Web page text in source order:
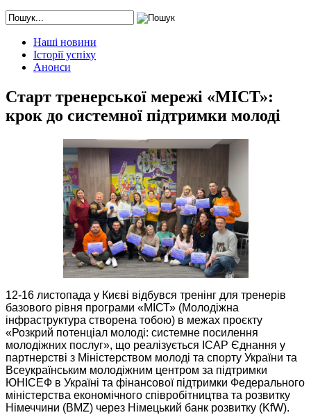
Наші новини
Історії успіху
Анонси
Старт тренерської мережі «МІСТ»:
крок до системної підтримки молоді
12-16 листопада у Києві відбувся тренінг для тренерів
базового рівня програми «МІСТ» (Молодіжна
інфраструктура створена тобою) в межах проєкту
«Розкрий потенціал молоді: системне посилення
молодіжних послуг», що реалізується ІСАР Єднання у
партнерстві з Міністерством молоді та спорту України та
Всеукраїнським молодіжним центром за підтримки
ЮНІСЕФ в Україні та фінансової підтримки Федерального
міністерства економічного співробітництва та розвитку
Німеччини (BMZ) через Німецький банк розвитку (KfW).